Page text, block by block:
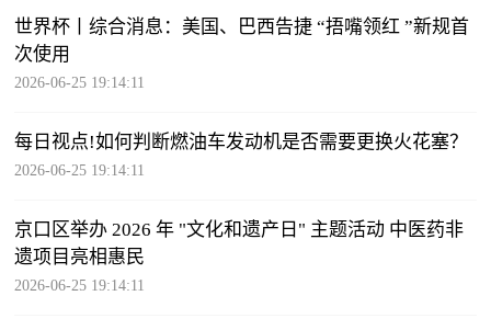
世界杯丨综合消息：美国、巴西告捷 “捂嘴领红 ”新规首
次使用
2026-06-25 19:14:11
每日视点!如何判断燃油车发动机是否需要更换火花塞？
2026-06-25 19:14:11
京口区举办 2026 年 "文化和遗产日" 主题活动 中医药非
遗项目亮相惠民
2026-06-25 19:14:11